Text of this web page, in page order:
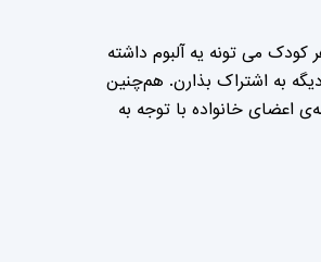
می تونه یه آلبوم داشته
به اشتراک بذارن. هم‌چنین
اعضای خانواده با توجه به